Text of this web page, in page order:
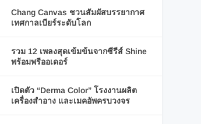
Chang Canvas ชวนสัมผัสบรรยากาศ
เทศกาลเบียร์ระดับโลก
รวม 12 เพลงสุดเข้มข้นจากซีรีส์ Shine
พร้อมพรีออเดอร์
เปิดตัว “Derma Color” โรงงานผลิต
เครื่องสำอาง และเมคอัพครบวงจร